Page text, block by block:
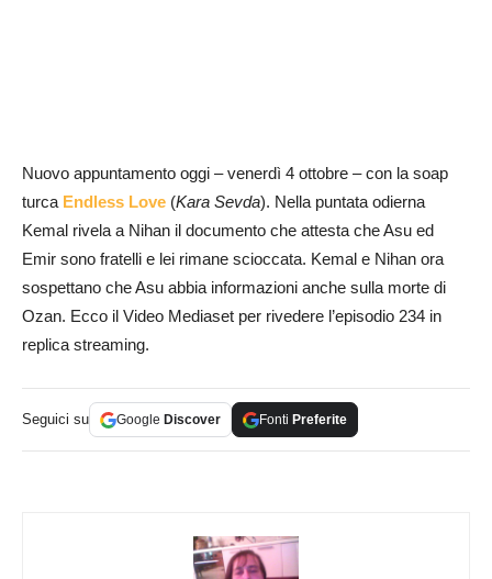
Nuovo appuntamento oggi – venerdì 4 ottobre – con la soap
turca Endless Love (Kara Sevda). Nella puntata odierna
Kemal rivela a Nihan il documento che attesta che Asu ed
Emir sono fratelli e lei rimane scioccata. Kemal e Nihan ora
sospettano che Asu abbia informazioni anche sulla morte di
Ozan. Ecco il Video Mediaset per rivedere l’episodio 234 in
replica streaming.
Seguici su Google Discover Fonti Preferite